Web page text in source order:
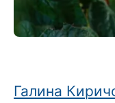
Галина